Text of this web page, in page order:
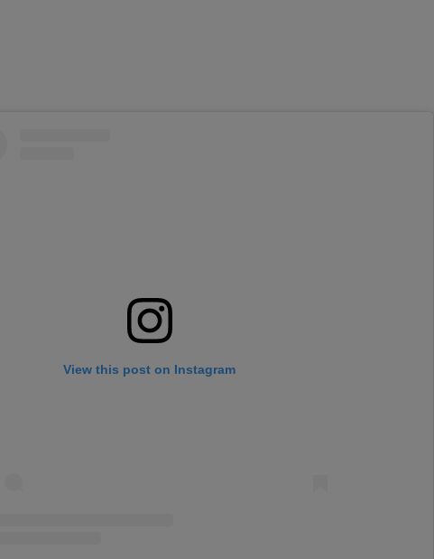
View this post on Instagram